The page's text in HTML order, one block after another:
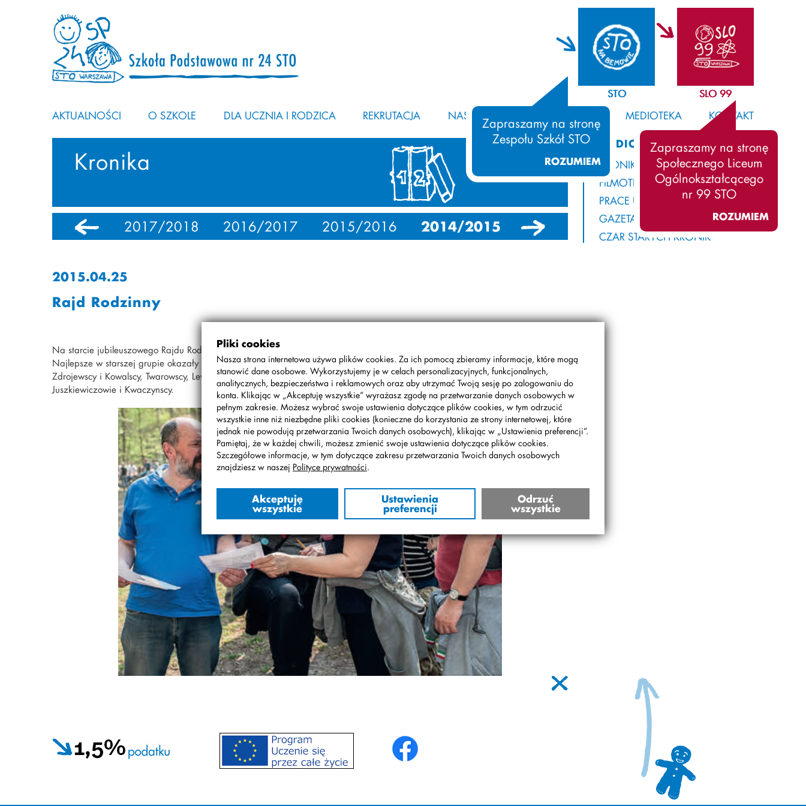
Pliki cookies
Nasza strona internetowa używa plików cookies. Za ich pomocą zbieramy informacje, które mogą
stanowić dane osobowe. Wykorzystujemy je w celach personalizacyjnych, funkcjonalnych,
analitycznych, bezpieczeństwa i reklamowych oraz aby utrzymać Twoją sesję po zalogowaniu do
konta. Klikając w „Akceptuję wszystkie” wyrażasz zgodę na przetwarzanie danych osobowych w
pełnym zakresie. Możesz wybrać swoje ustawienia dotyczące plików cookies, w tym odrzucić
wszystkie inne niż niezbędne pliki cookies (konieczne do korzystania ze strony internetowej, które
jednak nie powodują przetwarzania Twoich danych osobowych), klikając w „Ustawienia preferencji”.
Pamiętaj, że w każdej chwili, możesz zmienić swoje ustawienia dotyczące plików cookies.
Szczegółowe informacje, w tym dotyczące zakresu przetwarzania Twoich danych osobowych
znajdziesz w naszej Polityce prywatności.
Akceptuję
wszystkie
Ustawienia
preferencji
Odrzuć
wszystkie
STO
Zapraszamy na stronę
Zespołu Szkół STO
ROZUMIEM
SLO 99
Zapraszamy na stronę
Społecznego Liceum
Ogólnokształcącego
nr 99 STO
ROZUMIEM
AKTUALNOŚCI O SZKOLE DLA UCZNIA I RODZICA REKRUTACJA NASZ ZESPÓŁ MEDIOTEKA KONTAKT
Kronika
2018/2019 2017/2018 2016/2017 2015/2016 2014/2015 2013/2014 2012/2013 2011/2012
2015.04.25
Rajd Rodzinny
Na starcie jubileuszowego Rajdu Rodzinnego stanęło 25 rodzin, które podjęły rywalizację w grze miejskiej po Bemowie.
Najlepsze w starszej grupie okazały się rodziny: Konczaków i Cwikłów, potem kolejno: Adamcowie i Marczakowie,
Zdrojewscy i Kowalscy, Twarowscy, Lewandowscy, Rasilewiczowie. W grupie młodszej na podium stanęli: Szeligowie,
Juszkiewiczowie i Kwaczynscy.
MEDIOTEKA
KRONIKA
FILMOTEKA
PRACE UCZNIÓW
GAZETA Z ROGAMI
CZAR STARYCH KRONIK